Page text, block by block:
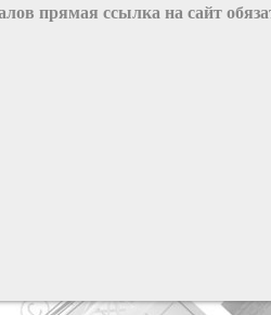
прямая ссылка на сайт